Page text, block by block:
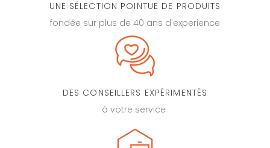
UNE SÉLECTION POINTUE DE PRODUITS
fondée sur plus de 40 ans d'experience
DES CONSEILLERS EXPÉRIMENTÉS
à votre service